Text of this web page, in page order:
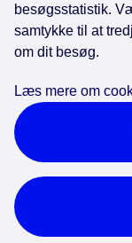
Genveje
EAN-numre i
Cookies
Brug af kunstig
besøgsstatistik.
samtykke til at
om dit besøg.
Læs mere om